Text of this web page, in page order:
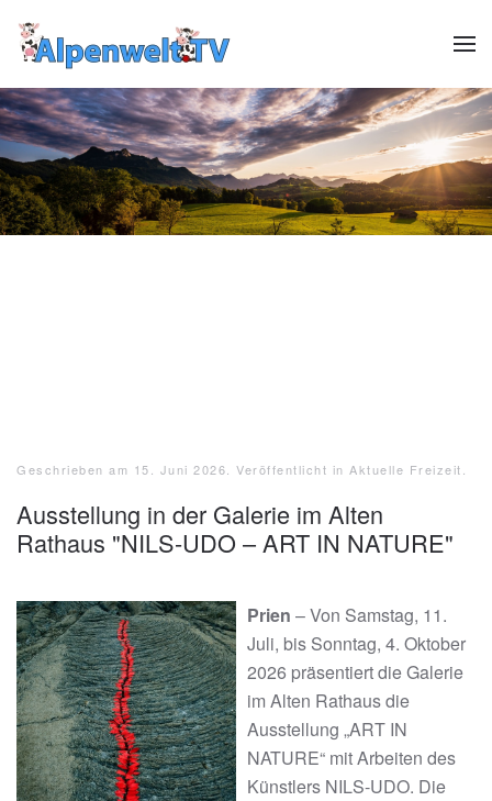
Zum Hauptinhalt springen
Geschrieben am 15. Juni 2026 . Veröffentlicht in Aktuelle Freizeit
Ausstellung in der Galerie im Alten
Rathaus "NILS-UDO – ART IN NATURE"
Prien – Von Samstag, 11.
Juli, bis Sonntag, 4. Oktober
2026 präsentiert die Galerie
im Alten Rathaus die
Ausstellung „ART IN
NATURE“ mit Arbeiten des
Künstlers NILS-UDO. Die